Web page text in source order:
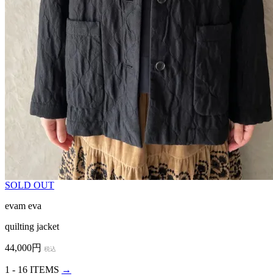
SOLD OUT
evam eva
quilting jacket
44,000円 税込
1 - 16 ITEMS →